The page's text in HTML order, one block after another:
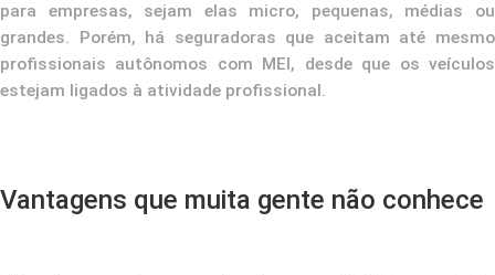
para empresas, sejam elas micro, pequenas, médias ou
grandes. Porém, há seguradoras que aceitam até mesmo
profissionais autônomos com MEI, desde que os veículos
estejam ligados à atividade profissional.
Vantagens que muita gente não conhece